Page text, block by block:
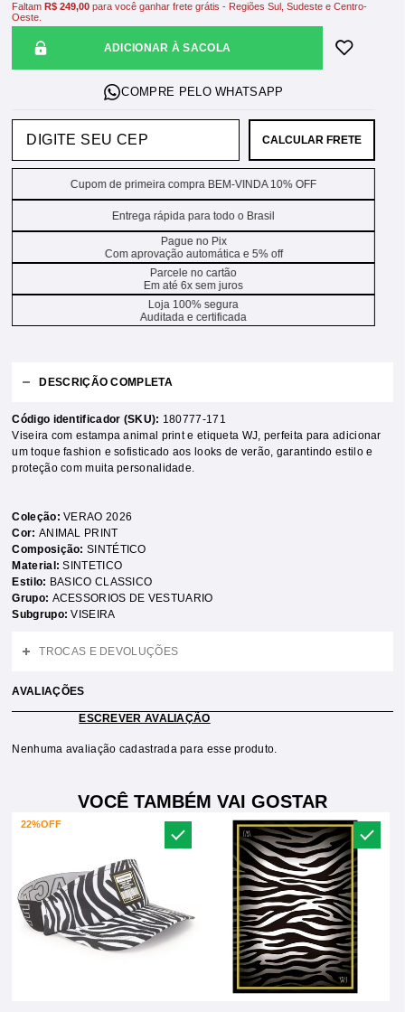
ADICIONAR À SACOLA
FaltamR$ 249,00 para você ganhar frete grátis - Regiões Sul, Sudeste e Centro-
Oeste.
CALCULAR FRETE
Cupom de primeira compra BEM-VINDA 10% OFF
Entrega rápida para todo o Brasil
Pague no Pix
Com aprovação automática e 5% off
Parcele no cartão
Em até 6x sem juros
Loja 100% segura
Auditada e certificada
DESCRIÇÃO COMPLETA
Código identificador (SKU): 180777-171
Viseira com estampa animal print e etiqueta WJ, perfeita para adicionar
um toque fashion e sofisticado aos looks de verão, garantindo estilo e
proteção com muita personalidade.
Coleção:VERAO 2026
Cor: ANIMAL PRINT
Composição:SINTÉTICO
Material:SINTETICO
Estilo: BASICO CLASSICO
Grupo: ACESSORIOS DE VESTUARIO
Subgrupo:VISEIRA
TROCAS E DEVOLUÇÕES
AVALIAÇÕES
ESCREVER AVALIAÇÃO
Nenhuma avaliação cadastrada para esse produto.
VOCÊ TAMBÉM VAI GOSTAR
22%OFF